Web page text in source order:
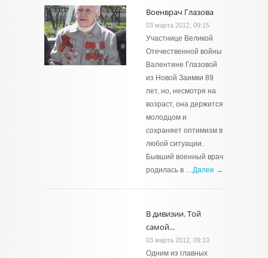
Военврач Глазова
03 марта 2012, 09:15
Участнице Великой
Отечественной войны
Валентине Глазовой
из Новой Заимки 89
лет, но, несмотря на
возраст, она держится
молодцом и
сохраняет оптимизм в
любой ситуации.
Бывший военный врач
родилась в …Далее →
В дивизии. Той
самой...
03 марта 2012, 09:10
Одним из главных